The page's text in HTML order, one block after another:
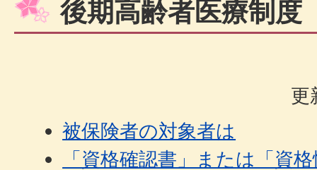
後期高齢者医療制度
更
被保険者の対象者は
「資格確認書」または「資